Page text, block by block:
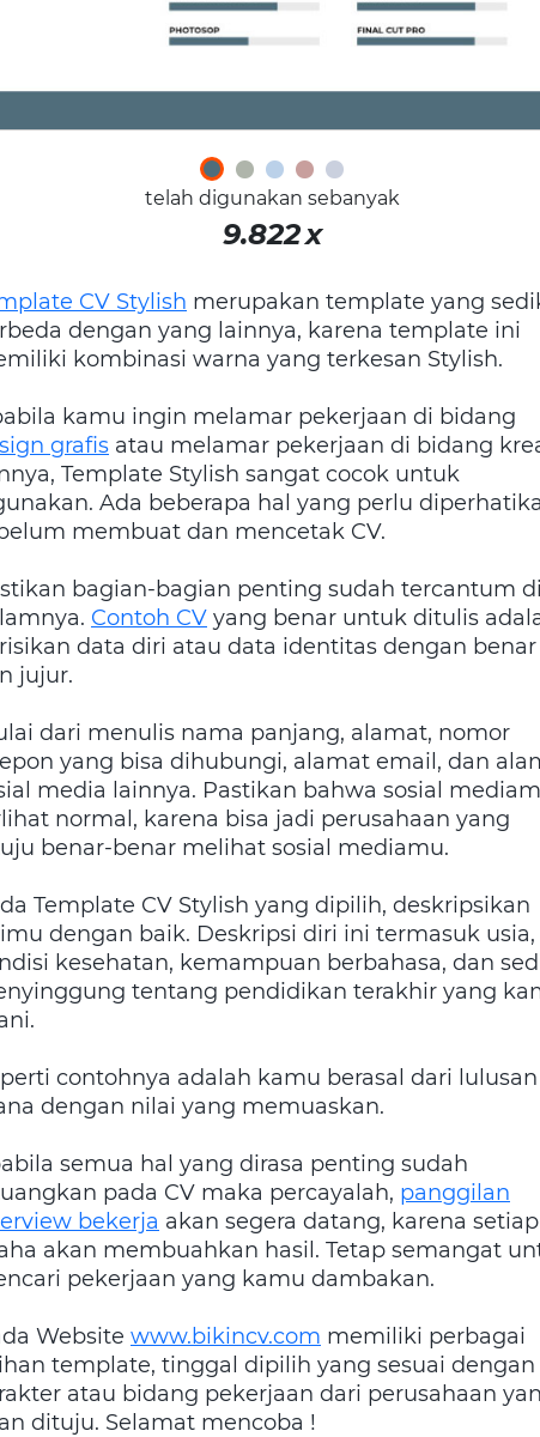
telah digunakan sebanyak
9.822x
CV Stylish merupakan template yang
dengan yang lainnya, karena template ini
kombinasi warna yang terkesan Stylish.
kamu ingin melamar pekerjaan di bidang
grafis atau melamar pekerjaan di bidang
Template Stylish sangat cocok untuk
Ada beberapa hal yang perlu
membuat dan mencetak CV.
bagian-bagian penting sudah tercantum di
Contoh CV yang benar untuk ditulis
data diri atau data identitas dengan benar
jujur.
dari menulis nama panjang, alamat, nomor
yang bisa dihubungi, alamat email, dan
media lainnya. Pastikan bahwa sosial
normal, karena bisa jadi perusahaan yang
benar-benar melihat sosial mediamu.
Template CV Stylish yang dipilih, deskripsikan
dengan baik. Deskripsi diri ini termasuk usia,
kesehatan, kemampuan berbahasa, dan
tentang pendidikan terakhir yang
contohnya adalah kamu berasal dari lulusan
dengan nilai yang memuaskan.
semua hal yang dirasa penting sudah
pada CV maka percayalah, panggilan
bekerja akan segera datang, karena setiap
akan membuahkan hasil. Tetap semangat
pekerjaan yang kamu dambakan.
Website www.bikincv.com memiliki perbagai
template, tinggal dipilih yang sesuai dengan
atau bidang pekerjaan dari perusahaan
dituju. Selamat mencoba !